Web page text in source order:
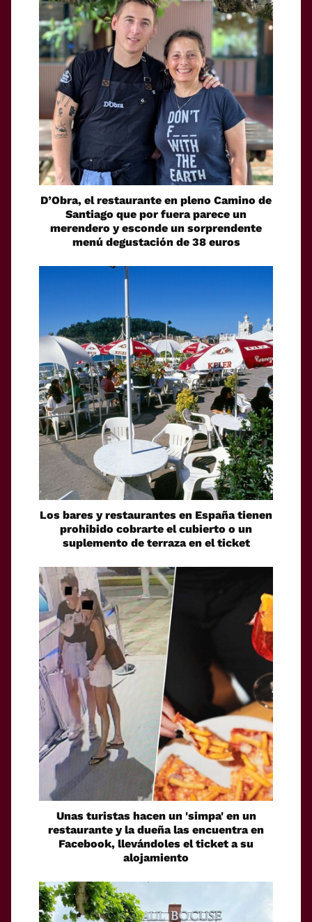
D’Obra, el restaurante en pleno Camino de
Santiago que por fuera parece un
merendero y esconde un sorprendente
menú degustación de 38 euros
Los bares y restaurantes en España tienen
prohibido cobrarte el cubierto o un
suplemento de terraza en el ticket
Unas turistas hacen un 'simpa' en un
restaurante y la dueña las encuentra en
Facebook, llevándoles el ticket a su
alojamiento